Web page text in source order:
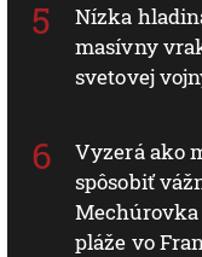
Nízka
masívny
svetovej
Vyzerá ako
spôsobiť
pláže vo